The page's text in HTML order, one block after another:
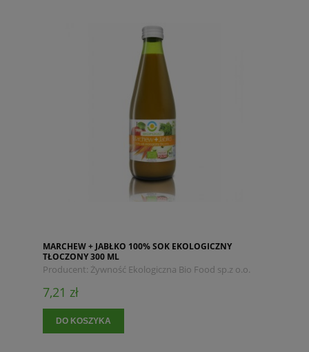
MARCHEW + JABŁKO 100% SOK EKOLOGICZNY
TŁOCZONY 300 ML
Producent: Żywność Ekologiczna Bio Food sp.z o.o.
7,21 zł
DO KOSZYKA